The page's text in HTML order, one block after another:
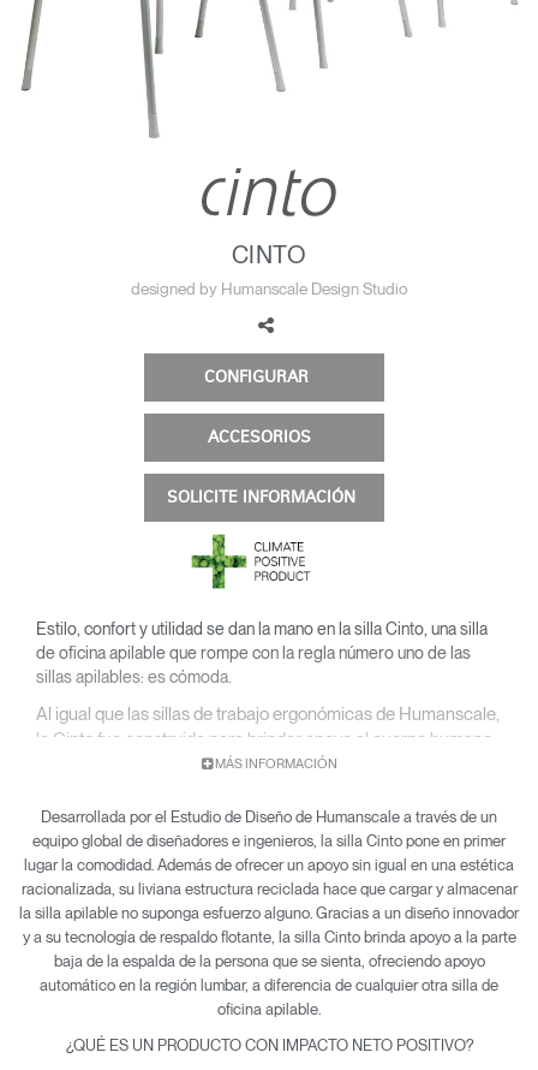
Opens
Linkedin
Opens
to
Instagram
Opens
to
Humanscale
Blog
Opens
Opens
CINTO
designed by Humanscale Design Studio
CONFIGURAR
ACCESORIOS
SOLICITE INFORMACIÓN
Estilo, confort y utilidad se dan la mano en la silla Cinto, una silla
de oficina apilable que rompe con la regla número uno de las
sillas apilables: es cómoda.
Al igual que las sillas de trabajo ergonómicas de Humanscale,
la Cinto fue construida para brindar apoyo al cuerpo humano
minimizando los puntos de presión y la incomodidad.
MÁS INFORMACIÓN
Desarrollada por el Estudio de Diseño de Humanscale a través de un
equipo global de diseñadores e ingenieros, la silla Cinto pone en primer
lugar la comodidad. Además de ofrecer un apoyo sin igual en una estética
racionalizada, su liviana estructura reciclada hace que cargar y almacenar
la silla apilable no suponga esfuerzo alguno. Gracias a un diseño innovador
y a su tecnología de respaldo flotante, la silla Cinto brinda apoyo a la parte
baja de la espalda de la persona que se sienta, ofreciendo apoyo
automático en la región lumbar, a diferencia de cualquier otra silla de
oficina apilable.
¿QUÉ ES UN PRODUCTO CON IMPACTO NETO POSITIVO?